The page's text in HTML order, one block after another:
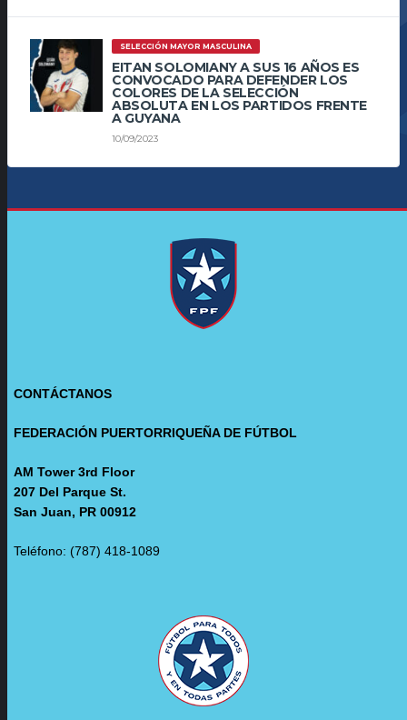
SELECCIÓN MAYOR MASCULINA
EITAN SOLOMIANY A SUS 16 AÑOS ES
CONVOCADO PARA DEFENDER LOS
COLORES DE LA SELECCIÓN
ABSOLUTA EN LOS PARTIDOS FRENTE
A GUYANA
10/09/2023
CONTÁCTANOS
FEDERACIÓN PUERTORRIQUEÑA DE FÚTBOL
AM Tower 3rd Floor
207 Del Parque St.
San Juan, PR 00912
Teléfono: (787) 418-1089